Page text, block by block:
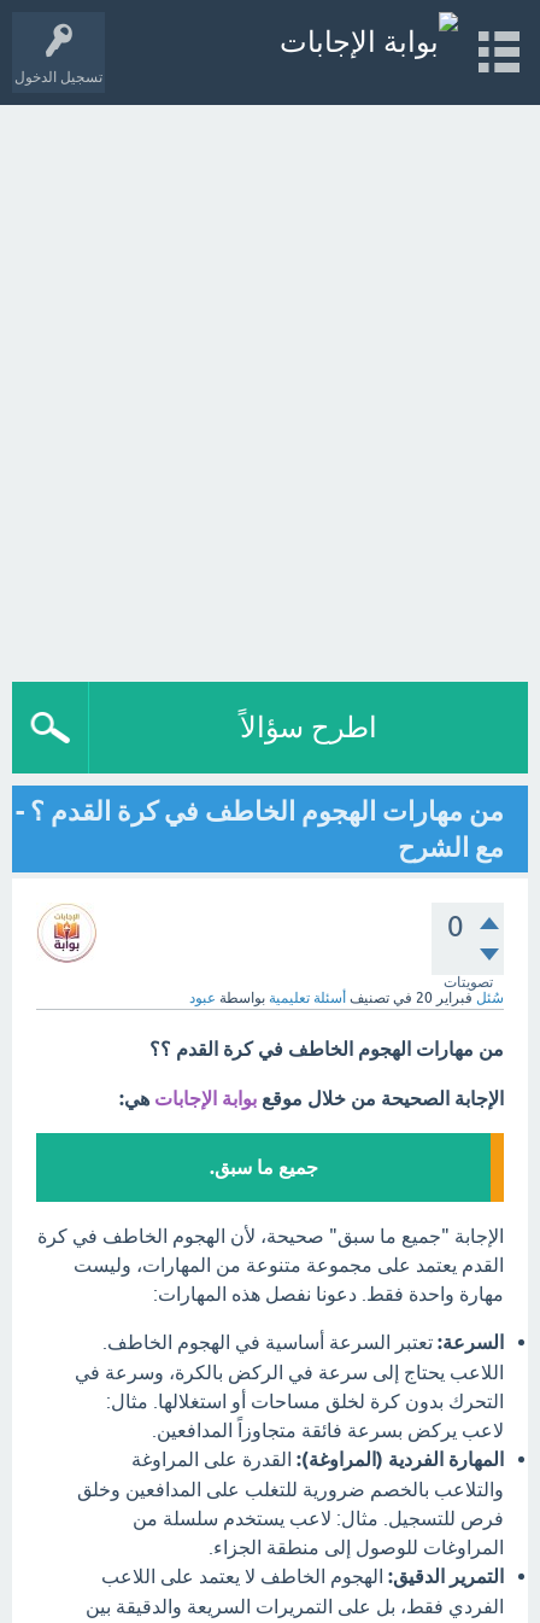
تسجيل الدخول
اطرح سؤالاً
من مهارات الهجوم الخاطف في كرة القدم ؟ -
مع الشرح
0
تصويتات
سُئل فبراير 20 في تصنيف أسئلة تعليمية بواسطة عبود
من مهارات الهجوم الخاطف في كرة القدم ؟؟
الإجابة الصحيحة من خلال موقع بوابة الإجابات هي:
جميع ما سبق.
الإجابة "جميع ما سبق" صحيحة، لأن الهجوم الخاطف في كرة
القدم يعتمد على مجموعة متنوعة من المهارات، وليست
مهارة واحدة فقط. دعونا نفصل هذه المهارات:
السرعة: تعتبر السرعة أساسية في الهجوم الخاطف.
اللاعب يحتاج إلى سرعة في الركض بالكرة، وسرعة في
التحرك بدون كرة لخلق مساحات أو استغلالها. مثال:
لاعب يركض بسرعة فائقة متجاوزاً المدافعين.
المهارة الفردية (المراوغة): القدرة على المراوغة
والتلاعب بالخصم ضرورية للتغلب على المدافعين وخلق
فرص للتسجيل. مثال: لاعب يستخدم سلسلة من
المراوغات للوصول إلى منطقة الجزاء.
التمرير الدقيق: الهجوم الخاطف لا يعتمد على اللاعب
الفردي فقط، بل على التمريرات السريعة والدقيقة بين